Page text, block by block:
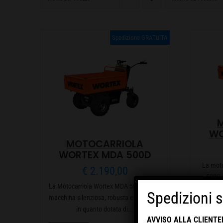
Spedizione GRATUITA
MOTOCARRIOLA
WORTEX MDA 500D
€ 2.190,00
La Motocarriola Wortex MDA 500D è una
macchina silenziosa, robusta e versatile,
in quanto dotata di...
La
Spedizioni
AVVISO ALLA